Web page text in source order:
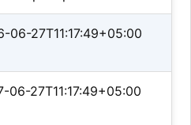
06-27T11:17:49+05:00
06-27T11:17:49+05:00